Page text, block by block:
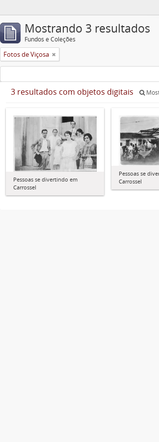
Mostrando 3 resultados
Fundos e Coleções
Fotos de Viçosa
3 resultados com objetos digitais
Pessoas se divertindo em
Carrossel
Pessoas se
Carrossel